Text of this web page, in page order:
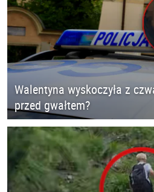
Walentyna wyskoczyła z
przed gwałtem?